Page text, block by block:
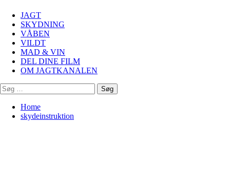
JAGT
SKYDNING
VÅBEN
VILDT
MAD & VIN
DEL DINE FILM
OM JAGTKANALEN
Søg
efter:
Home
skydeinstruktion